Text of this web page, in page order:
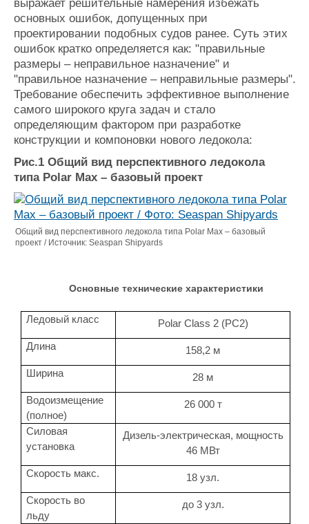
выражает решительные намерения избежать
основных ошибок, допущенных при
проектировании подобных судов ранее. Суть этих
ошибок кратко определяется как: "правильные
размеры – неправильное назначение" и
"правильное назначение – неправильные размеры".
Требование обеспечить эффективное выполнение
самого широкого круга задач и стало
определяющим фактором при разработке
конструкции и компоновки нового ледокола:
Рис.1 Общий вид перспективного ледокола
типа Polar Maх – базовый проект
Общий вид перспективного ледокола типа Polar Maх – базовый
проект / Источник: Seaspan Shipyards
Основные технические характеристики
Ледовый класс
Polar Class 2 (PC2)
Длина
158,2 м
Ширина
28 м
Водоизмещение
(полное)
26 000 т
Силовая
установка
Дизель-электрическая, мощность
46 МВт
Скорость макс.
18 узл.
Скорость во
льду
до 3 узл.